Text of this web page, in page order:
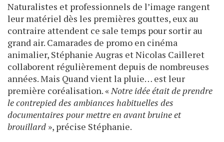
Naturalistes et professionnels de l’image rangent
leur matériel dès les premières gouttes, eux au
contraire attendent ce sale temps pour sortir au
grand air. Camarades de promo en cinéma
animalier, Stéphanie Augras et Nicolas Cailleret
collaborent régulièrement depuis de nombreuses
années. Mais Quand vient la pluie… est leur
première coréalisation. «Notre idée était de prendre
le contrepied des ambiances habituelles des
documentaires pour mettre en avant bruine et
brouillard », précise Stéphanie.